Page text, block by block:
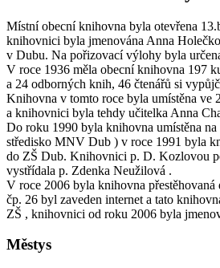
Místní obecní knihovna byla otevřena
knihovnici byla jmenována Anna
v Dubu. Na pořizovací výlohy byla
V roce 1936 měla obecní knihovna 197
a 24 odborných knih, 46 čtenářů si
Knihovna v tomto roce byla umístěna ve
a knihovnici byla tehdy učitelka Anna
Do roku 1990 byla knihovna umístěna
středisko MNV Dub ) v roce 1991 byla
do ZŠ Dub. Knihovnici p. D. Kozlovou
vystřídala p. Zdenka Neužilová .
V roce 2006 byla knihovna přestěhovaná
čp. 26 byl zaveden internet a tato
ZŠ , knihovnici od roku 2006 byla
Městys